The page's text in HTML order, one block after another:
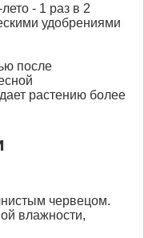
- 1 раз в 2
удобрениями
после
растению более
червецом.
влажности,